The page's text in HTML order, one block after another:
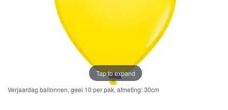
Patrol
Tap to expand
Verjaardag ballonnen, geel 10 per pak, afmeting: 30cm